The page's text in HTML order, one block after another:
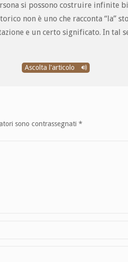
si possono costruire infinite
non è uno che racconta “la”
e un certo significato. In tal
Ascolta l'articolo
sono contrassegnati*